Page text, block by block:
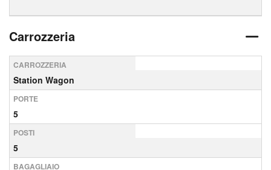
Carrozzeria
CARROZZERIA
Station Wagon
PORTE
5
POSTI
5
BAGAGLIAIO